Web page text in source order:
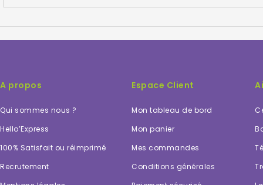
A propos
Qui sommes nous ?
Hello’Express
100% Satisfait ou réimprimé
Recrutement
Espace Client
Mon tableau de bord
Mon panier
Mes commandes
Conditions générales